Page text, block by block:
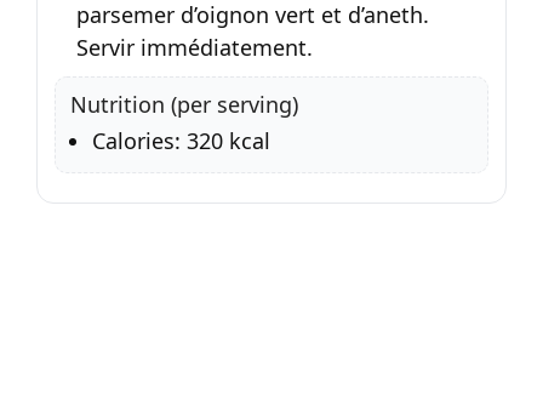
parsemer d’oignon vert et d’aneth.
Servir immédiatement.
Nutrition (per serving)
Calories: 320 kcal